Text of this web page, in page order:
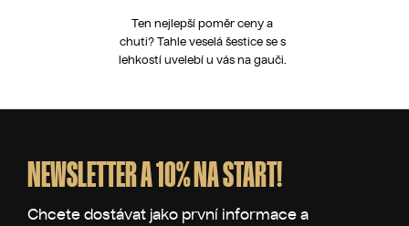
Ten nejlepší poměr ceny a
chuti? Tahle veselá šestice se s
lehkostí uvelebí u vás na gauči.
NEWSLETTER A 10% NA START!